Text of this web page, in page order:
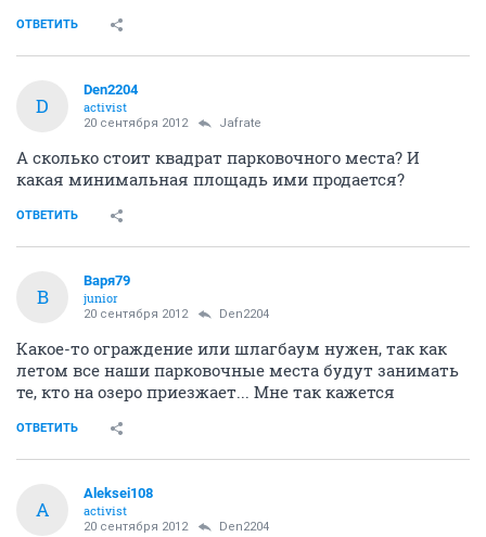
ОТВЕТИТЬ
D
Den2204
activist
20 сентября 2012 Jafrate
А сколько стоит квадрат парковочного места? И
какая минимальная площадь ими продается?
ОТВЕТИТЬ
В
Варя79
junior
20 сентября 2012 Den2204
Какое-то ограждение или шлагбаум нужен, так как
летом все наши парковочные места будут занимать
те, кто на озеро приезжает... Мне так кажется
ОТВЕТИТЬ
A
Aleksei108
activist
20 сентября 2012 Den2204